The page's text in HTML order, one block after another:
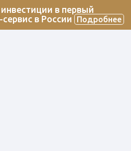
в первый
в России
Подробнее